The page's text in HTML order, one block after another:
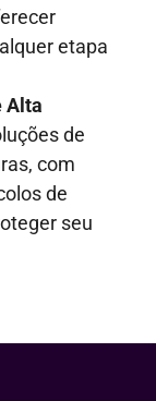
etapa
Alta
de
com
de
seu